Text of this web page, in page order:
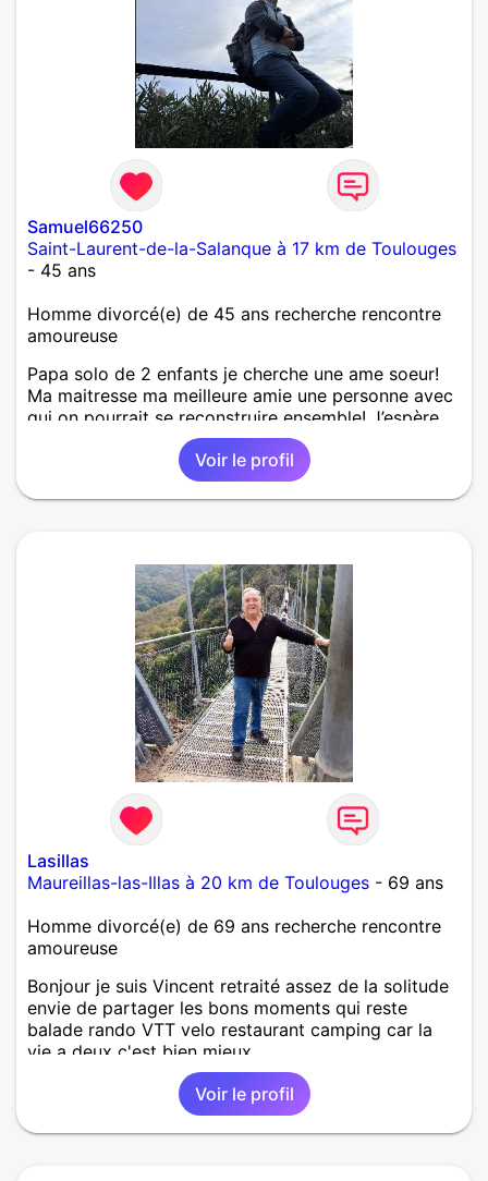
Samuel66250
Saint-Laurent-de-la-Salanque à 17 km de Toulouges
- 45 ans
Homme divorcé(e) de 45 ans recherche rencontre
amoureuse
Papa solo de 2 enfants je cherche une ame soeur!
Ma maitresse ma meilleure amie une personne avec
qui on pourrait se reconstruire ensemble! J’espère
avoir beaucoup d’humour
Voir le profil
Lasillas
Maureillas-las-Illas à 20 km de Toulouges - 69 ans
Homme divorcé(e) de 69 ans recherche rencontre
amoureuse
Bonjour je suis Vincent retraité assez de la solitude
envie de partager les bons moments qui reste
balade rando VTT velo restaurant camping car la
vie a deux c'est bien mieux
Voir le profil